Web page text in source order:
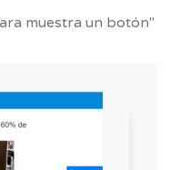
muestra un botón"